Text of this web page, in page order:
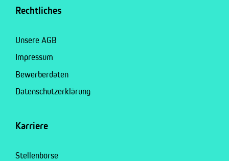
Rechtliches
Unsere AGB
Impressum
Bewerberdaten
Datenschutzerklärung
Karriere
Stellenbörse